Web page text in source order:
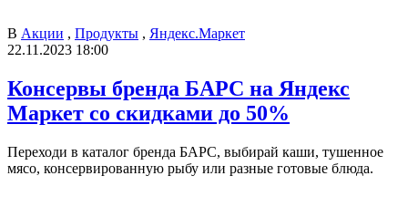
В Акции , Продукты , Яндекс.Маркет
22.11.2023 18:00
Консервы бренда БАРС на Яндекс
Маркет со скидками до 50%
Переходи в каталог бренда БАРС, выбирай каши, тушенное
мясо, консервированную рыбу или разные готовые блюда.